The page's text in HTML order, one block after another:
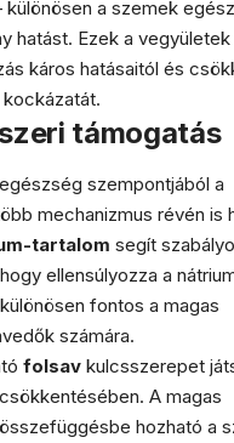
különösen a szemek
hatást. Ezek a vegyületek
káros hatásaitól és
támogatás
szempontjából a
mechanizmus révén is
tartalom segít
ellensúlyozza a
fontos a magas
számára.
folsav kulcsszerepet
A magas
hozható a